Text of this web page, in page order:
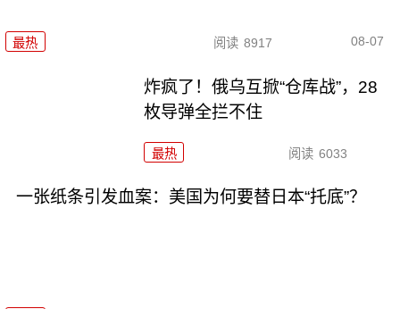
最热 阅读 8917 08-07
炸疯了！俄乌互掀“仓库战”，28
枚导弹全拦不住
最热 阅读 6033
一张纸条引发血案：美国为何要替日本“托底”？